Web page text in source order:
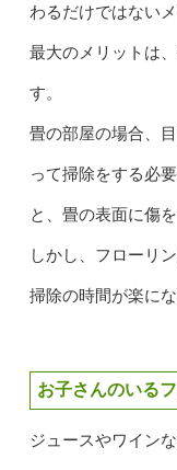
わるだけではない
最大のメリットは
す。
畳の部屋の場合、
って掃除をする必
と、畳の表面に傷
しかし、フローリ
掃除の時間が楽にな
お子さんのいる
ジュースやワイン